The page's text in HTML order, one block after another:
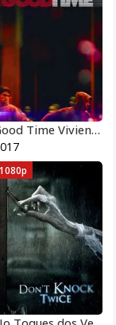
Good Time Viviendo al límite
1080p